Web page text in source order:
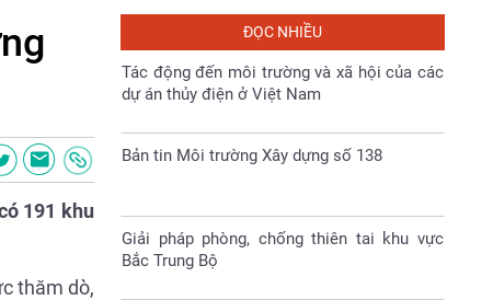
191 khu
thăm dò,
ĐỌC NHIỀU
dự án thủy điện ở Việt Nam
Bản tin Môi trường Xây dựng số 138
Giải pháp phòng, chống thiên tai khu vực
Độc lập và đoàn kết